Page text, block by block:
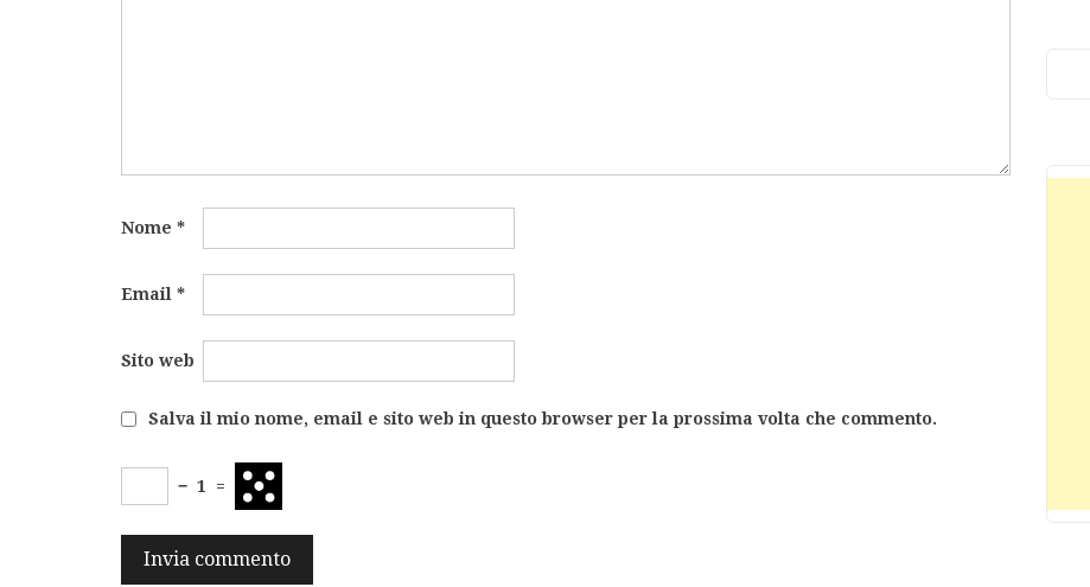
Nome *
Email *
Sito web
Salva il mio nome, email e sito web in questo browser per la prossima volta che commento.
− 1 =